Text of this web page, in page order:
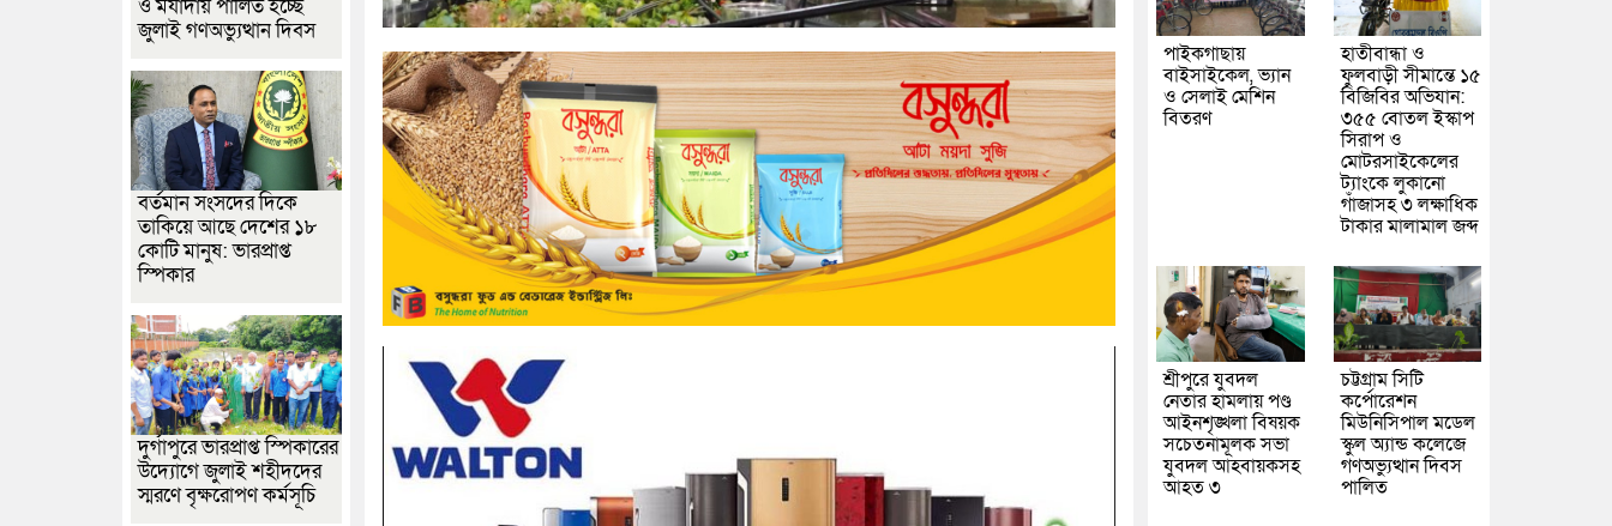
ও মর্যাদায় পালিত হচ্ছে
জুলাই গণঅভ্যুত্থান দিবস
বর্তমান সংসদের দিকে
তাকিয়ে আছে দেশের ১৮
কোটি মানুষ: ভারপ্রাপ্ত
স্পিকার
দুর্গাপুরে ভারপ্রাপ্ত স্পিকারের
উদ্যোগে জুলাই শহীদদের
স্মরণে বৃক্ষরোপণ কর্মসূচি
পাইকগাছায়
বাইসাইকেল, ভ্যান
ও সেলাই মেশিন
বিতরণ
হাতীবান্ধা ও
ফুলবাড়ী সীমান্তে ১৫
বিজিবির অভিযান:
৩৫৫ বোতল ইস্কাপ
সিরাপ ও
মোটরসাইকেলের
ট্যাংকে লুকানো
গাঁজাসহ ৩ লক্ষাধিক
টাকার মালামাল জব্দ
শ্রীপুরে যুবদল
নেতার হামলায় পণ্ড
আইনশৃঙ্খলা বিষয়ক
সচেতনামূলক সভা
যুবদল আহবায়কসহ
আহত ৩
চট্টগ্রাম সিটি
কর্পোরেশন
মিউনিসিপাল মডেল
স্কুল অ্যান্ড কলেজে
গণঅভ্যুত্থান দিবস
পালিত